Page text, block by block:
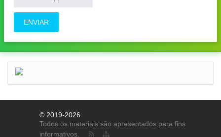
ENVIAR
© 2019-2026
Todos os materiais são apresentados para fins
informativos.